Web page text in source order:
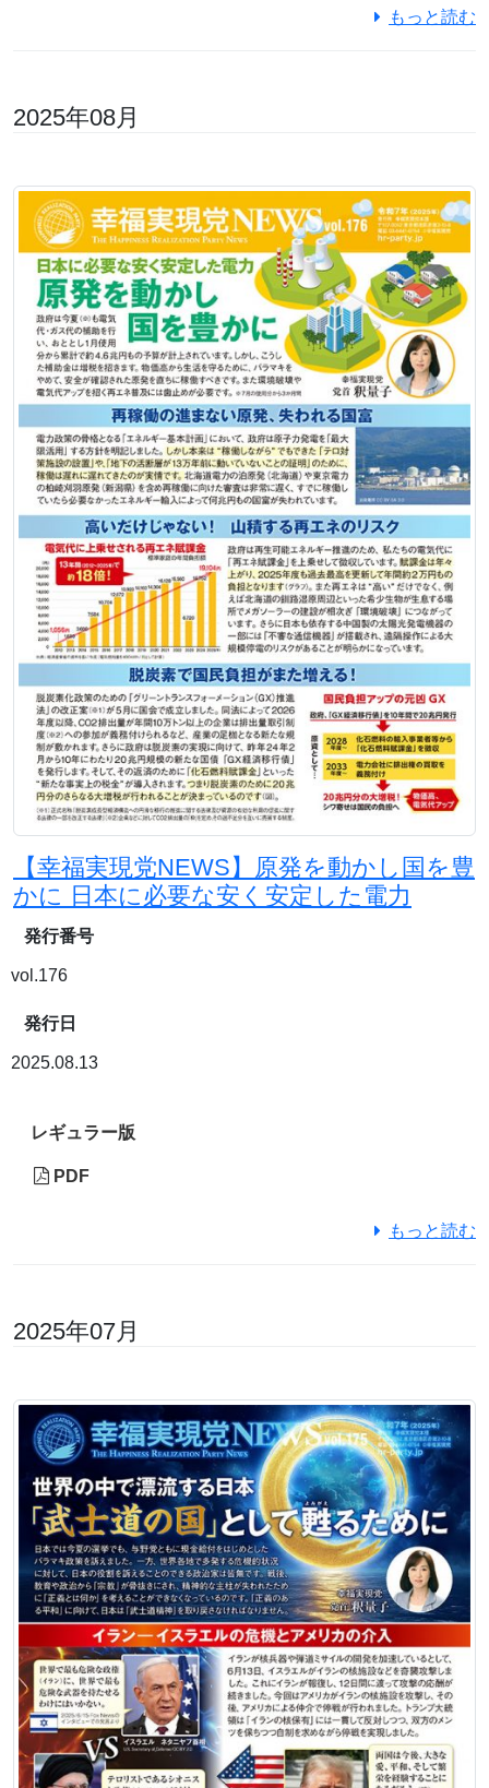
もっと読む
2025年08月
【幸福実現党NEWS】原発を動かし国を豊
かに 日本に必要な安く安定した電力
発行番号
vol.176
発行日
2025.08.13
レギュラー版
PDF
もっと読む
2025年07月